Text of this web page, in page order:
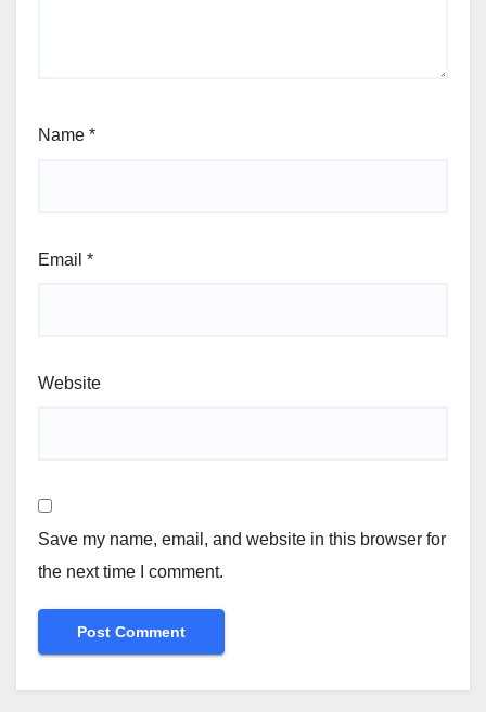
Name *
Email *
Website
Save my name, email, and website in this browser for
the next time I comment.